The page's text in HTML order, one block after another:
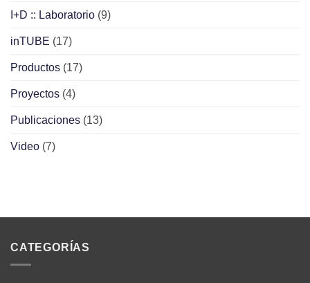
I+D :: Laboratorio (9)
inTUBE (17)
Productos (17)
Proyectos (4)
Publicaciones (13)
Video (7)
CATEGORÍAS